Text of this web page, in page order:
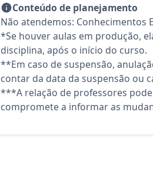
Conteúdo de planejamento
Não atendemos: Conhecimentos
*Se houver aulas em produção,
disciplina, após o início do curso.
**Em caso de suspensão,
contar da data da suspensão ou
***A relação de professores
compromete a informar as